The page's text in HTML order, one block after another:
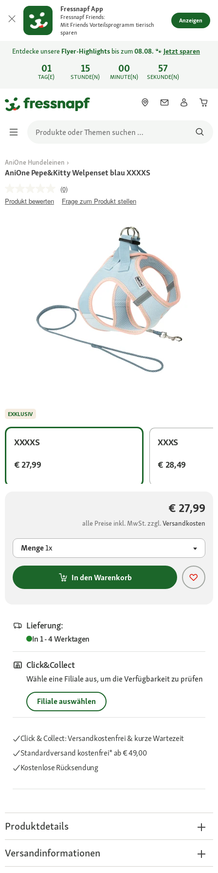
Fressnapf App
Fressnapf Friends:
Mit Friends Vorteilsprogramm tierisch
sparen
Anzeigen
01
TAG(E)
15
STUNDE(N)
00
MINUTE(N)
57
SEKUNDE(N)
Entdecke unsere Flyer-Highlights bis zum08.08. 🐾 Jetzt sparen
AniOne Hundeleinen
AniOne Pepe&Kitty Welpenset blau XXXXS
(0)
Produkt bewerten
Frage zum Produkt stellen
XXXXS
€ 27,99
XXXS
€ 28,49
€ 27,99
alle Preise inkl. MwSt. zzgl.Versandkosten
Menge1x
In den Warenkorb
Lieferung:
In 1 - 4 Werktagen
Click&Collect
Wähle eine Filiale aus, um die Verfügbarkeit zu prüfen
Filiale auswählen
Click & Collect: Versandkostenfrei & kurze Wartezeit
Standardversand kostenfrei*ab € 49,00
Kostenlose Rücksendung
EXKLUSIV
Produktdetails
Versandinformationen